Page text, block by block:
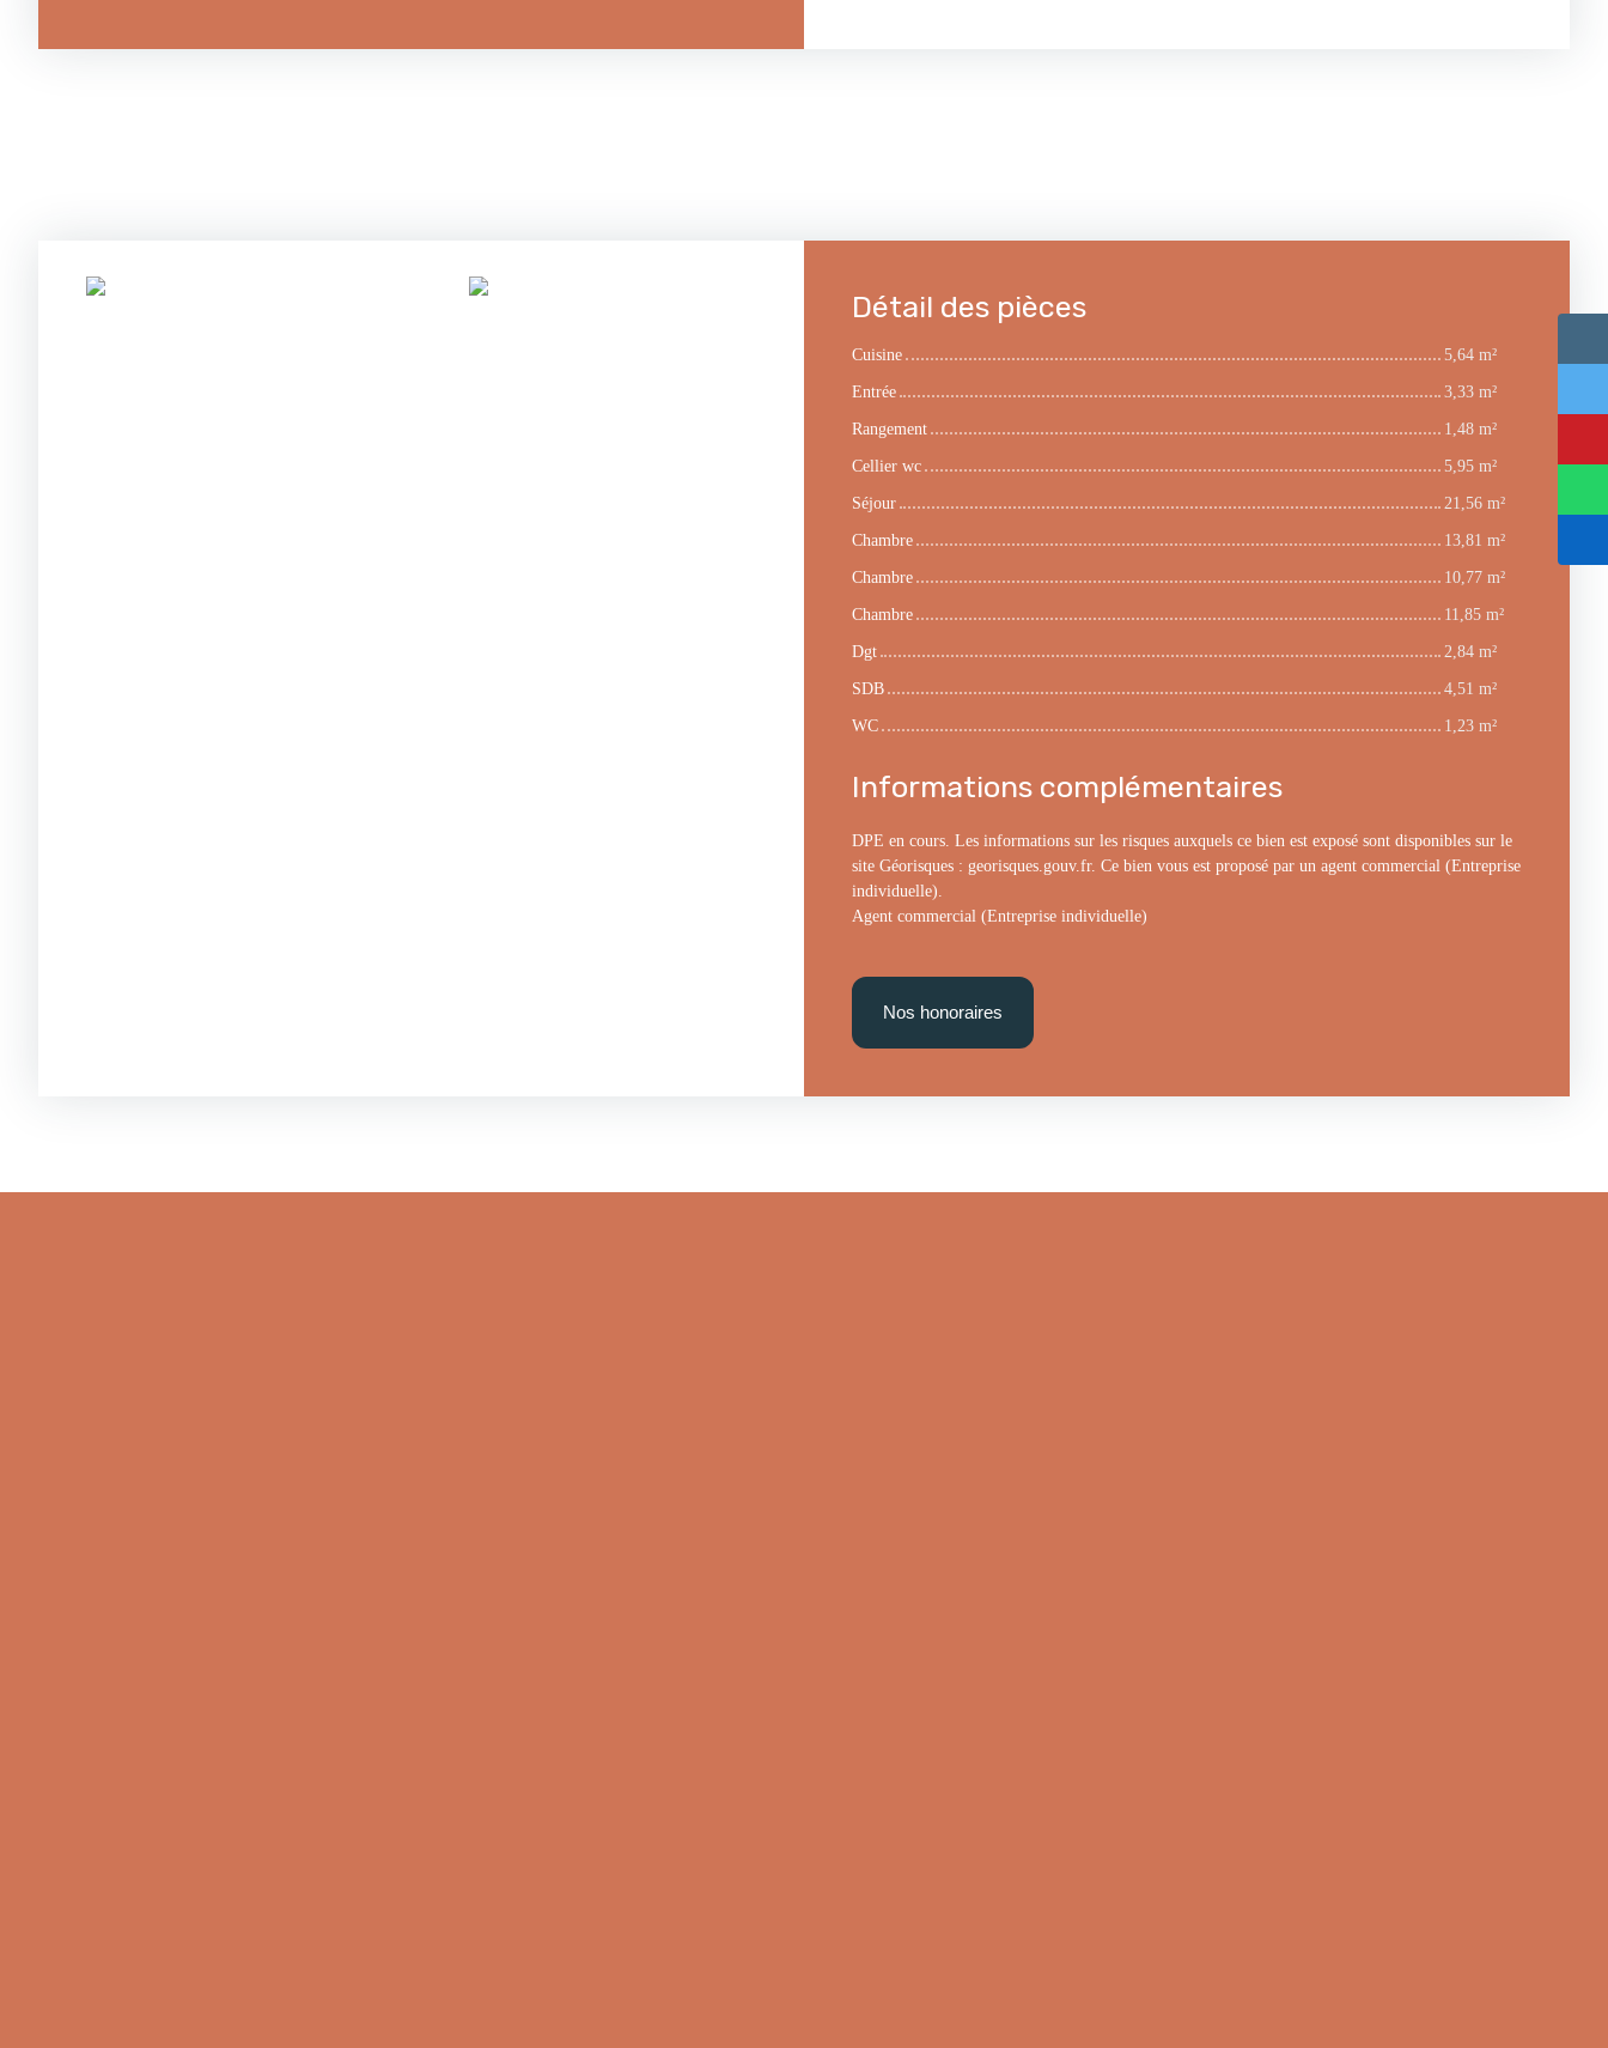
Détail des pièces
Cuisine
5,64 m²
Entrée
3,33 m²
Rangement
1,48 m²
Cellier wc
5,95 m²
Séjour
21,56 m²
Chambre
13,81 m²
Chambre
10,77 m²
Chambre
11,85 m²
Dgt
2,84 m²
SDB
4,51 m²
WC
1,23 m²
Informations complémentaires
DPE en cours. Les informations sur les risques auxquels ce bien est exposé sont disponibles sur le
site Géorisques : georisques.gouv.fr. Ce bien vous est proposé par un agent commercial (Entreprise
individuelle).
Agent commercial (Entreprise individuelle)
Nos honoraires